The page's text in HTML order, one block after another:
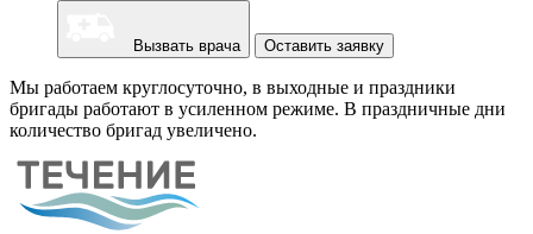
Вызвать врача Оставить заявку
Мы работаем круглосуточно, в выходные и праздники
бригады работают в усиленном режиме. В праздничные дни
количество бригад увеличено.